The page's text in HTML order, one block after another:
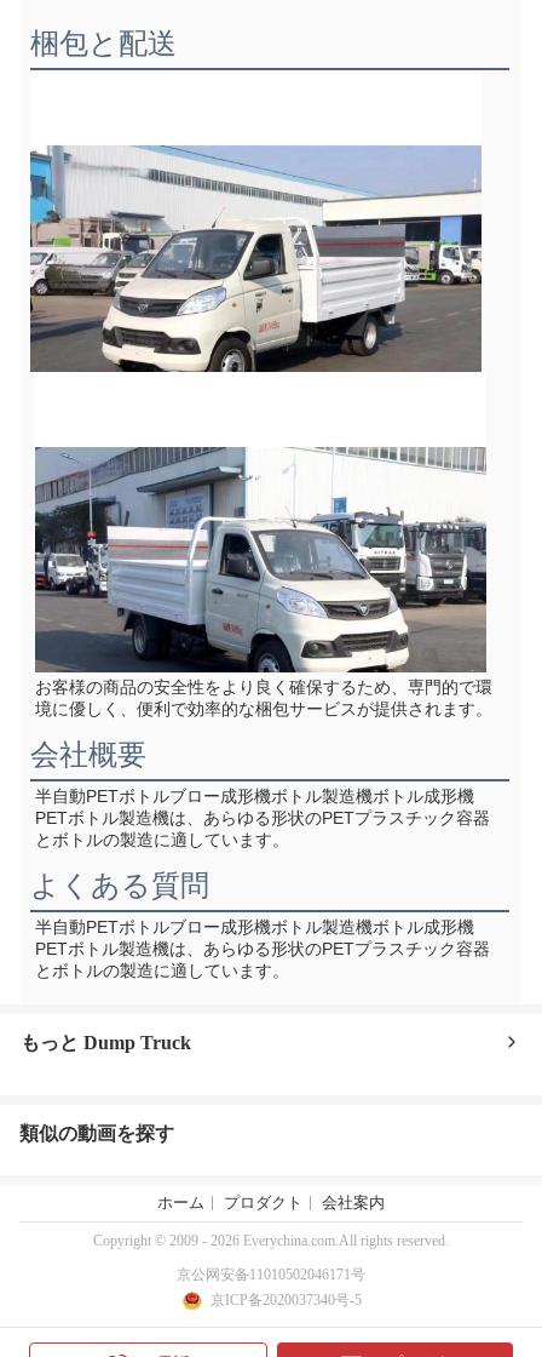
梱包と配送
お客様の商品の安全性をより良く確保するため、専門的で環
境に優しく、便利で効率的な梱包サービスが提供されます。
会社概要
半自動PETボトルブロー成形機ボトル製造機ボトル成形機
PETボトル製造機は、あらゆる形状のPETプラスチック容器
とボトルの製造に適しています。
よくある質問
半自動PETボトルブロー成形機ボトル製造機ボトル成形機
PETボトル製造機は、あらゆる形状のPETプラスチック容器
とボトルの製造に適しています。
もっと Dump Truck
類似の動画を探す
ホーム プロダクト 会社案内
Copyright © 2009 - 2026 Everychina.com.All rights reserved.
京公网安备11010502046171号
京ICP备2020037340号-5